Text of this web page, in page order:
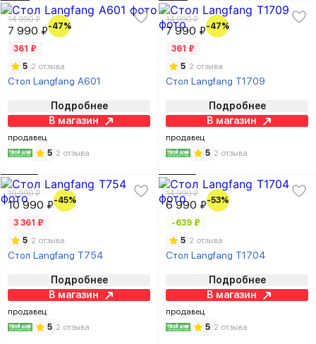
14 990 ₽
7 990 ₽-47%
361 ₽
5 2 отзыва
Стол Langfang A601
Подробнее
В магазин
продавец
5 2 отзыва
14 990 ₽
7 990 ₽-47%
361 ₽
5 2 отзыва
Стол Langfang T1709
Подробнее
В магазин
продавец
5 2 отзыва
19 990 ₽
10 990 ₽-45%
3 361 ₽
5 2 отзыва
Стол Langfang T754
Подробнее
В магазин
продавец
5 2 отзыва
14 990 ₽
6 990 ₽-53%
-639 ₽
5 2 отзыва
Стол Langfang T1704
Подробнее
В магазин
продавец
5 2 отзыва